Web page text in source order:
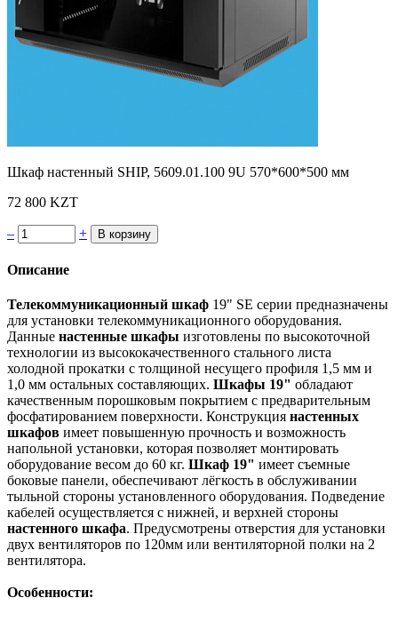
Шкаф настенный SHIP, 5609.01.100 9U 570*600*500 мм
72 800 KZT
– +
Описание
Телекоммуникационный шкаф 19" SE серии предназначены
для установки телекоммуникационного оборудования.
Данные настенные шкафы изготовлены по высокоточной
технологии из высококачественного стального листа
холодной прокатки с толщиной несущего профиля 1,5 мм и
1,0 мм остальных составляющих. Шкафы 19" обладают
качественным порошковым покрытием с предварительным
фосфатированием поверхности. Конструкция настенных
шкафов имеет повышенную прочность и возможность
напольной установки, которая позволяет монтировать
оборудование весом до 60 кг. Шкаф 19" имеет съемные
боковые панели, обеспечивают лёгкость в обслуживании
тыльной стороны установленного оборудования. Подведение
кабелей осуществляется с нижней, и верхней стороны
настенного шкафа. Предусмотрены отверстия для установки
двух вентиляторов по 120мм или вентиляторной полки на 2
вентилятора.
Особенности: